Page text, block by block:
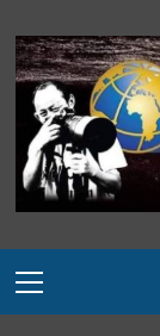
to
content
Menu